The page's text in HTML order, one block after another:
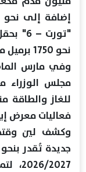
"تورت
نحو 1750 برميل مكثفات يومياً.
وفي مارس
مجلس الوزراء
للغاز والطاقة
فعاليات معرض
وكشف لين